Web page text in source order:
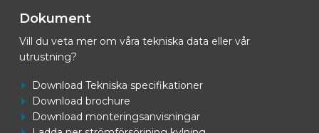
Dokument
Vill du veta mer om våra tekniska data eller vår
utrustning?
Download Tekniska specifikationer
Download brochure
Download monteringsanvisningar